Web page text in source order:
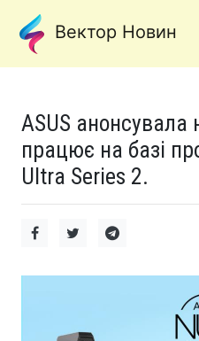
Вектор Новин
ASUS
працює на базі
Ultra Series 2.